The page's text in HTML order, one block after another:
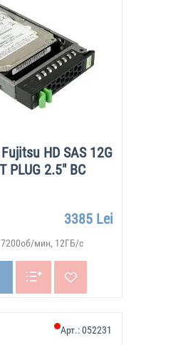
HD SAS 12G
PLUG 2.5" BC
3385 Lei
7200об/мин, 12ГБ/с
Арт.:052231